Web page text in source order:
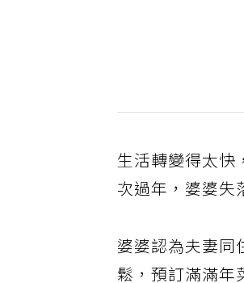
生活轉變得太快
次過年，婆婆失
婆婆認為夫妻同